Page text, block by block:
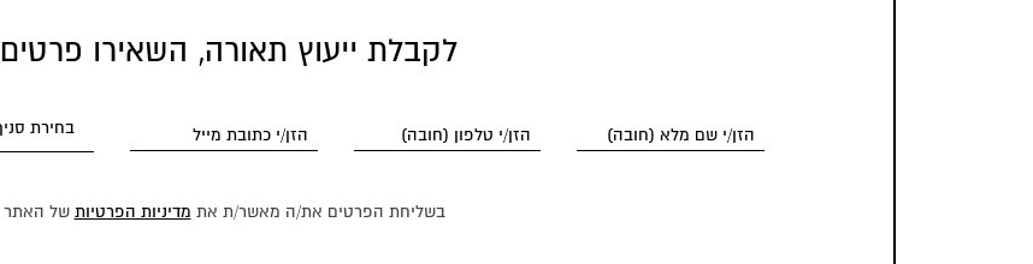
לקבלת ייעוץ תאורה, השאירו
בשליחת הפרטים את/ה מאשר/ת את מדיניות הפרטיות של האתר